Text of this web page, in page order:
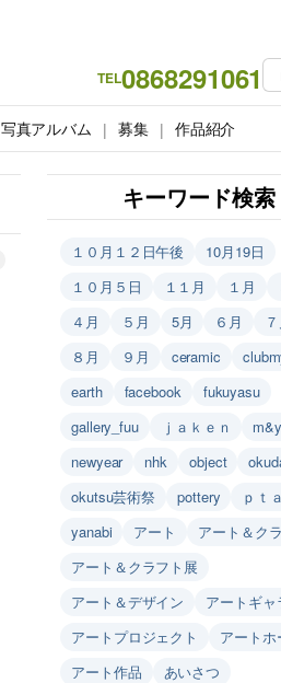
TEL0868291061
写真アルバム 募集 作品紹介
キーワード検索
１０月１２日午後
10月19日
１０月５日
１１月 １月
４月
５月 5月 ６月
８月
９月 ceramic
earth
facebook
fukuyasu
gallery_fuu
ｊａｋｅｎ
newyear
nhk object
okutsu芸術祭
pottery
ｐｔａ
yanabi
アート
アート＆ク
アート＆クラフト展
アート＆デザイン
アートギャ
アートプロジェクト
アートホ
アート作品
あいさつ